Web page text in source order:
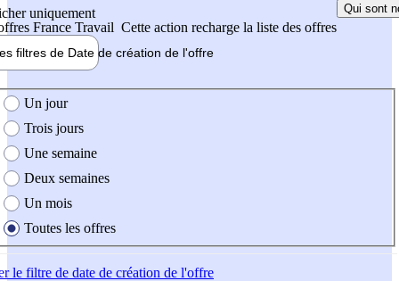
uniquement
France Travail Cette action recharge la liste des offres
Qui sont
filtres de Date de création de l'offre
création de l'offre
Un jour
Trois jours
Une semaine
Deux semaines
Un mois
Toutes les offres
le filtre de date de création de l'offre